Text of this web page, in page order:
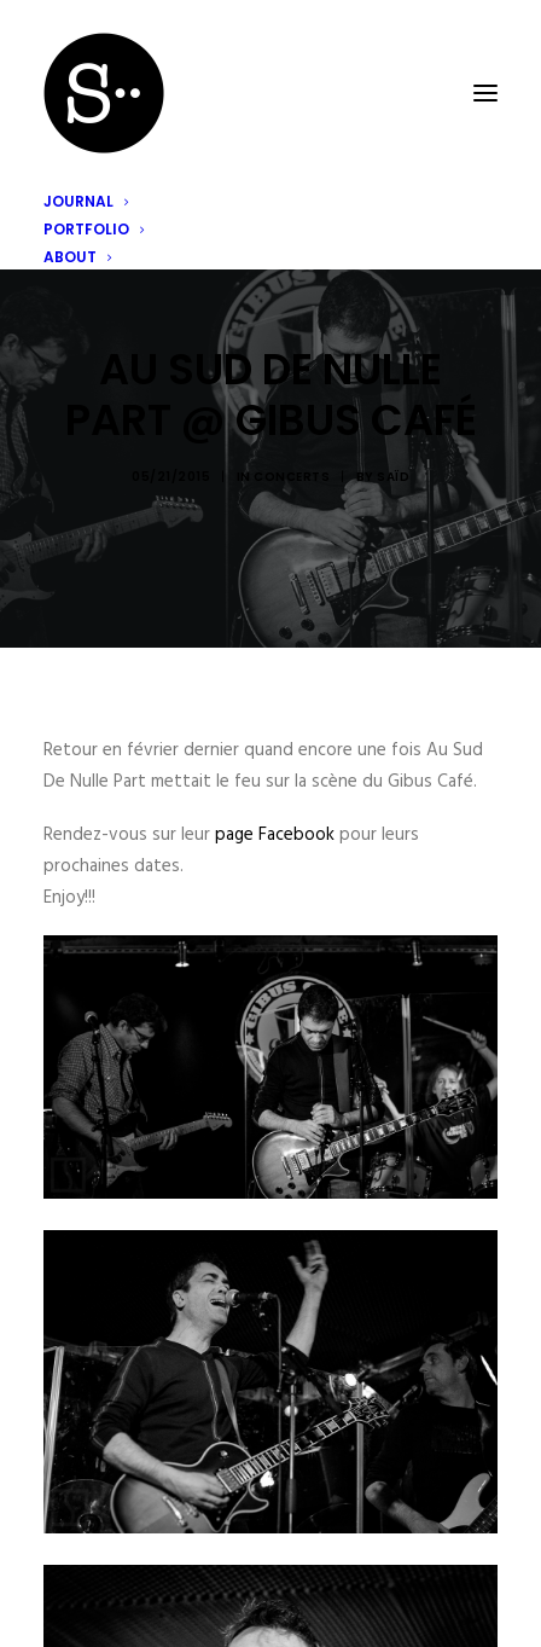
JOURNAL
PORTFOLIO
ABOUT
AU SUD DE NULLE
PART @ GIBUS CAFÉ
IN BY SAÏD
Retour en février dernier quand encore une fois Au Sud
De Nulle Part mettait le feu sur la scène du Gibus Café.
Rendez-vous sur leurpage Facebookpour leurs
prochaines dates.
Enjoy!!!